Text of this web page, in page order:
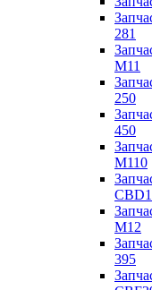
281
M11
250
450
M110
M12
395